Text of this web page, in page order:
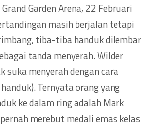
Garden Arena, 22 Februari
masih berjalan tetapi
tiba-tiba handuk dilembar
tanda menyerah. Wilder
suka menyerah dengan cara
Ternyata orang yang
ke dalam ring adalah Mark
merebut medali emas kelas